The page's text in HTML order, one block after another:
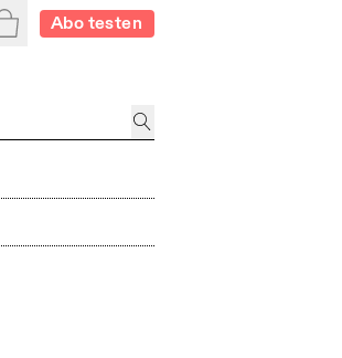
WarenkorbAbo testen